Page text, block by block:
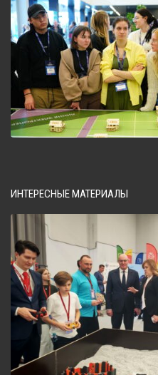
ИНТЕРЕСНЫЕ МАТЕРИАЛЫ